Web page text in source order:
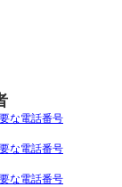
な電話番号
な電話番号
な電話番号